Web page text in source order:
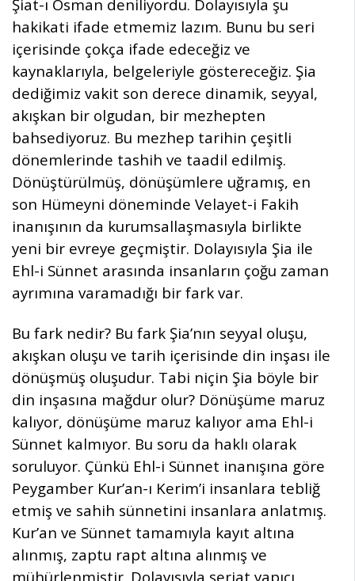
Şiat-ı Osman deniliyordu. Dolayısıyla şu
hakikati ifade etmemiz lazım. Bunu bu seri
içerisinde çokça ifade edeceğiz ve
kaynaklarıyla, belgeleriyle göstereceğiz. Şia
dediğimiz vakit son derece dinamik, seyyal,
akışkan bir olgudan, bir mezhepten
bahsediyoruz. Bu mezhep tarihin çeşitli
dönemlerinde tashih ve taadil edilmiş.
Dönüştürülmüş, dönüşümlere uğramış, en
son Hümeyni döneminde Velayet-i Fakih
inanışının da kurumsallaşmasıyla birlikte
yeni bir evreye geçmiştir. Dolayısıyla Şia ile
Ehl-i Sünnet arasında insanların çoğu zaman
ayrımına varamadığı bir fark var.
Bu fark nedir? Bu fark Şia’nın seyyal oluşu,
akışkan oluşu ve tarih içerisinde din inşası ile
dönüşmüş oluşudur. Tabi niçin Şia böyle bir
din inşasına mağdur olur? Dönüşüme maruz
kalıyor, dönüşüme maruz kalıyor ama Ehl-i
Sünnet kalmıyor. Bu soru da haklı olarak
soruluyor. Çünkü Ehl-i Sünnet inanışına göre
Peygamber Kur’an-ı Kerim’i insanlara tebliğ
etmiş ve sahih sünnetini insanlara anlatmış.
Kur’an ve Sünnet tamamıyla kayıt altına
alınmış, zaptu rapt altına alınmış ve
mühürlenmiştir. Dolayısıyla şeriat yapıcı